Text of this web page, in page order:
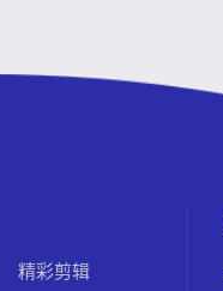
精彩剪辑